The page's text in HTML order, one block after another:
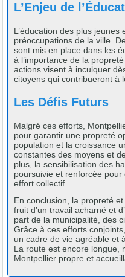
L’Enjeu de
L’éducation des plus
préoccupations de la ville.
sont mis en place dans les
à l’importance de la
actions visent à inculquer
citoyens qui contribueront à
Les Défis Futurs
Malgré ces efforts,
pour garantir une propreté
population et la croissance
constantes des moyens et
plus, la sensibilisation des
poursuivie et renforcée
effort collectif.
En conclusion, la propreté
fruit d’un travail acharné et
part de la municipalité, des
Grâce à ces efforts
un cadre de vie agréable et
La route est encore longue,
Montpellier propre et